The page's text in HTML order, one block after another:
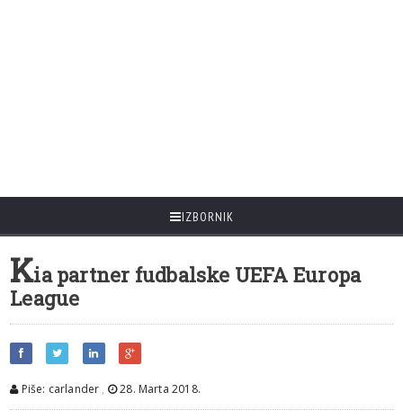
IZBORNIK
Kia partner fudbalske UEFA Europa
League
Piše: carlander , 28. Marta 2018.